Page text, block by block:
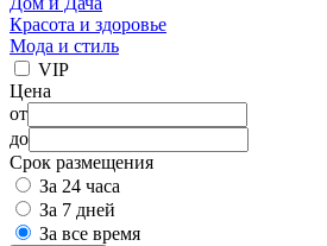
Красота и здоровье
Мода и стиль
VIP
Цена
от
до
Срок размещения
За 24 часа
За 7 дней
За все время